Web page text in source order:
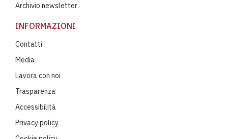
Archivio newsletter
INFORMAZIONI
Contatti
Media
Lavora con noi
Trasparenza
Accessibilità
Privacy policy